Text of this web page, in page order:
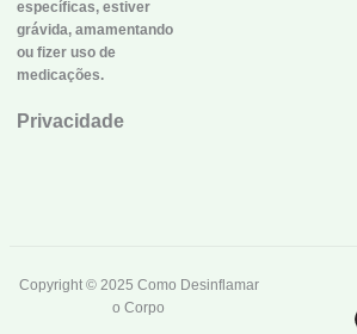
específicas, estiver
grávida, amamentando
ou fizer uso de
medicações.
Privacidade
Copyright © 2025 Como Desinflamar
o Corpo